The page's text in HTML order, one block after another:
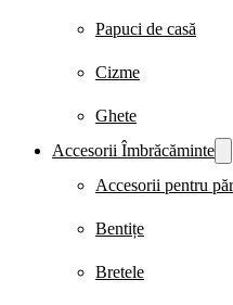
Papuci de casă
Cizme
Ghete
Accesorii Îmbrăcăminte
Accesorii pentru păr
Bentițe
Bretele